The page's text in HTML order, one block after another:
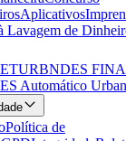
Aplicativos
Lavagem de
BNDES
Automático
Política de